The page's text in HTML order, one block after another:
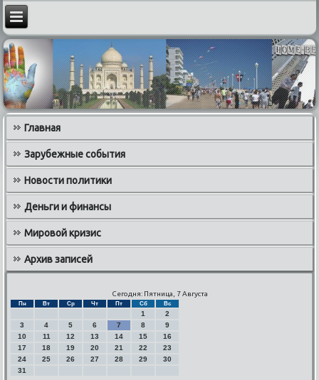
Главная
Зарубежные события
Новости политики
Деньги и финансы
Мировой кризис
Архив записей
Сегодня: Пятница, 7 Августа
Пн Вт Ср Чт Пт Сб Вс
1
2
3
4 5 6 7 8
9
10
11 12 13 14 15
16
17
18 19 20 21 22
23
24
25 26 27 28 29
30
31